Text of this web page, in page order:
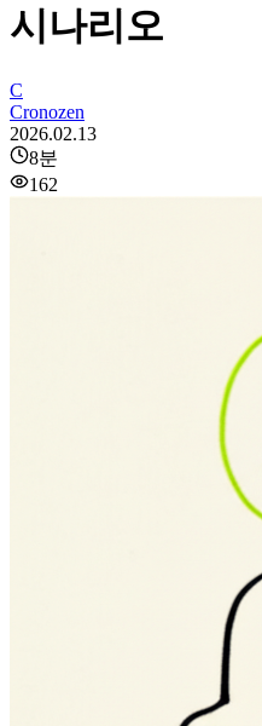
시나리오
C
Cronozen
2026.02.13
8분
162